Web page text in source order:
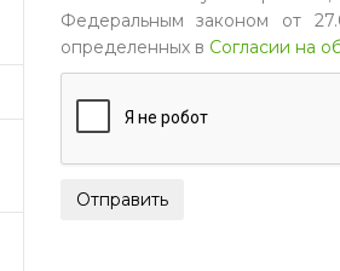
Федеральным законом от
определенных в Согласии на